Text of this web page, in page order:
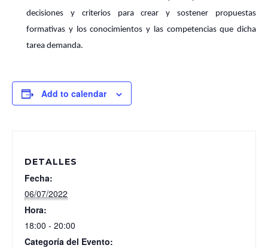
decisiones y criterios para crear y sostener propuestas
formativas y los conocimientos y las competencias que dicha
tarea demanda.
Add to calendar
DETALLES
Fecha:
06/07/2022
Hora:
18:00 - 20:00
Categoría del Evento: